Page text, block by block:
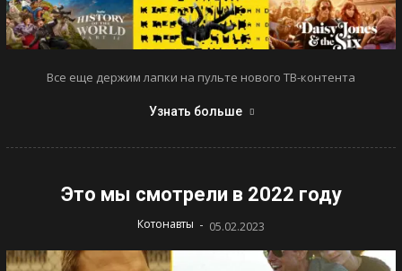
Все еще держим лапки на пульте нового ТВ-контента
Узнать больше
Это мы смотрели в 2022 году
Котонавты - 05.02.2023